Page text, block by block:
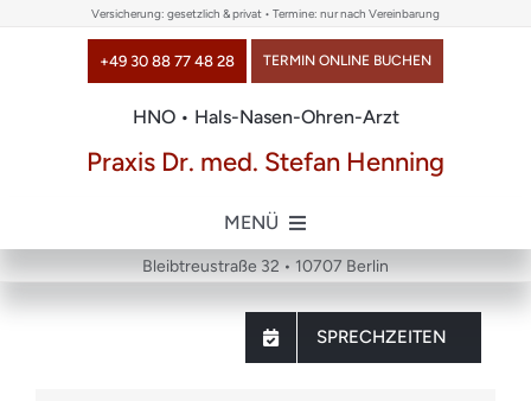
Versicherung: gesetzlich & privat • Termine: nur nach Vereinbarung
HNO • Hals-Nasen-Ohren-Arzt
+49 30 88 77 48 28 TERMIN ONLINE BUCHEN
Praxis Dr. med. Stefan Henning
MENÜ
Home
SPRECHZEITEN
Bleibtreustraße 32 • 10707 Berlin